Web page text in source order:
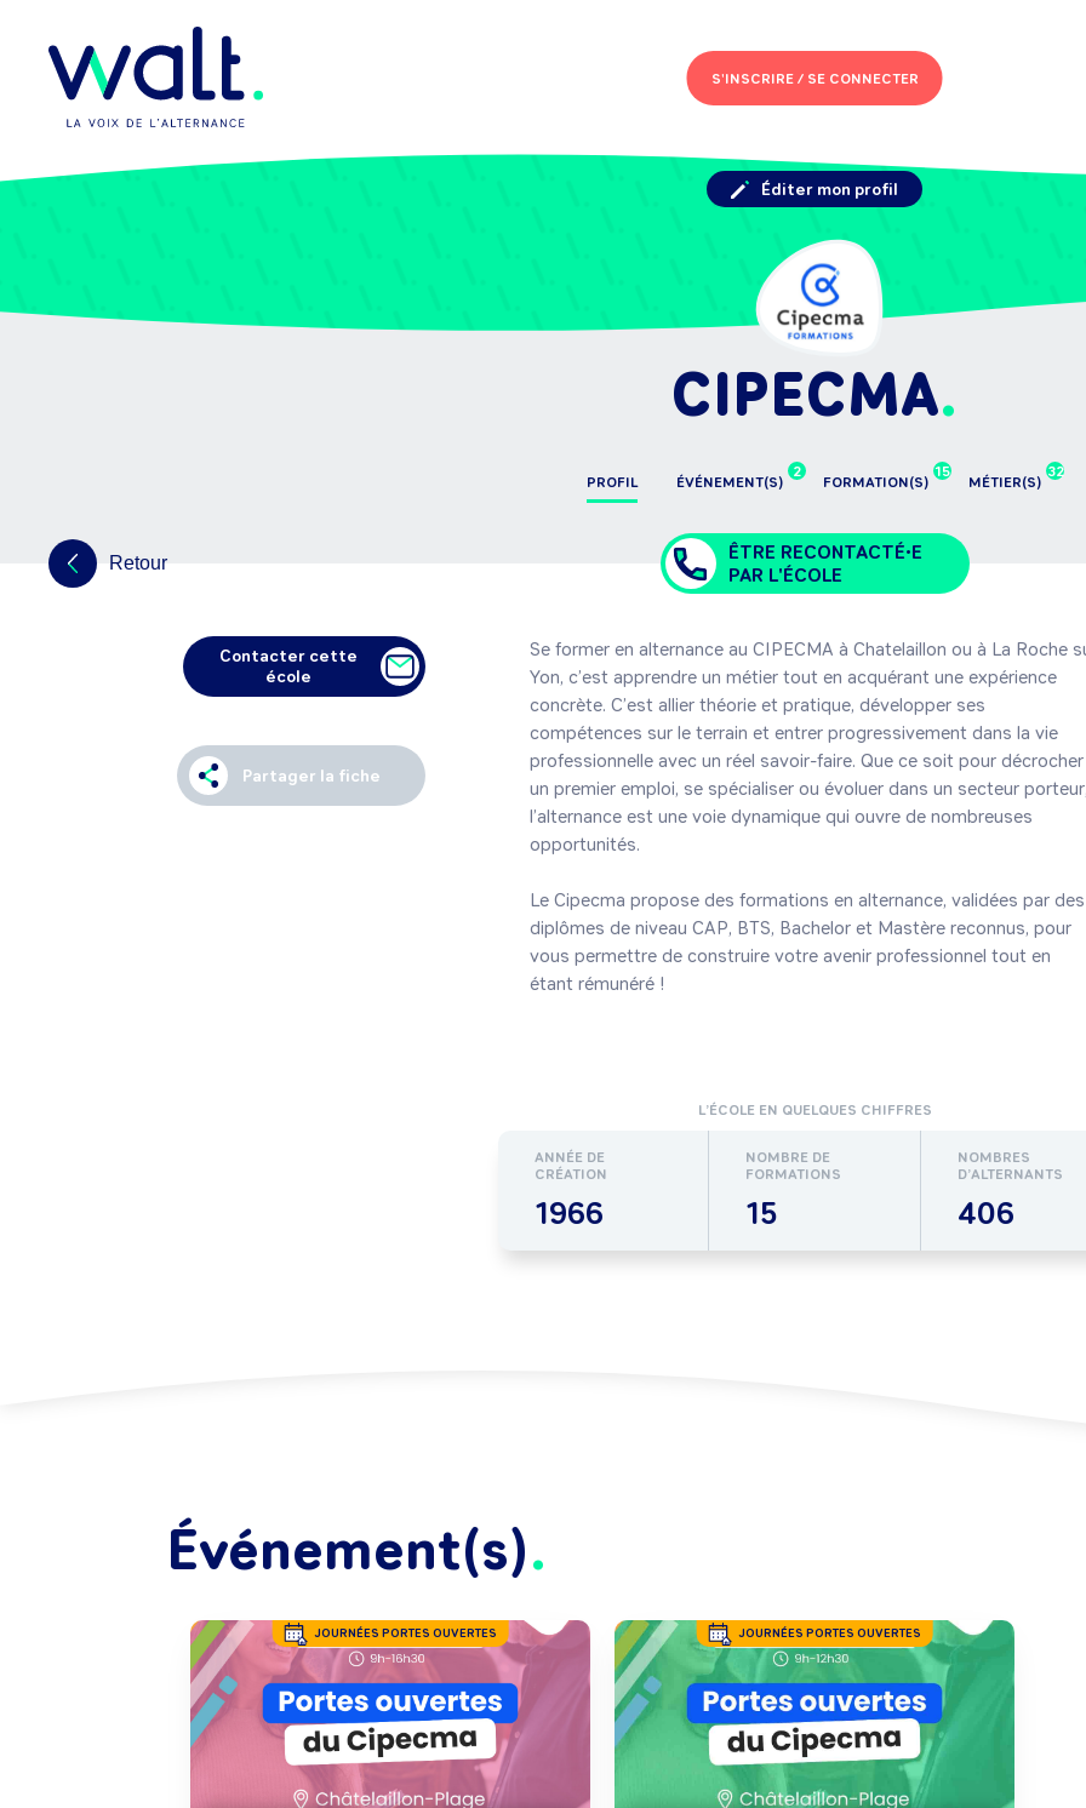
S'INSCRIRE /SE CONNECTER
CIPECMA
PROFIL
2
ÉVÉNEMENT(S)
15
FORMATION(S)
32
MÉTIER(S)
Éditer mon profil
ÊTRE RECONTACTÉ•E
PAR L'ÉCOLE
Retour
Contacter cette
école
Partager la fiche
Se former en alternance au CIPECMA à Chatelaillon ou à La Roche
Yon, c’est apprendre un métier tout en acquérant une expérience
concrète. C’est allier théorie et pratique, développer ses
compétences sur le terrain et entrer progressivement dans la vie
professionnelle avec un réel savoir-faire. Que ce soit pour décrocher
un premier emploi, se spécialiser ou évoluer dans un secteur
l’alternance est une voie dynamique qui ouvre de nombreuses
opportunités.
Le Cipecma propose des formations en alternance, validées par des
diplômes de niveau CAP, BTS, Bachelor et Mastère reconnus, pour
vous permettre de construire votre avenir professionnel tout en
étant rémunéré !
L’ÉCOLE EN QUELQUES CHIFFRES
ANNÉE DE
CRÉATION
1966
NOMBRE DE
FORMATIONS
15
NOMBRES
D’ALTERNANTS
406
Événement(s)
JOURNÉES PORTES OUVERTES JOURNÉES PORTES OUVERTES